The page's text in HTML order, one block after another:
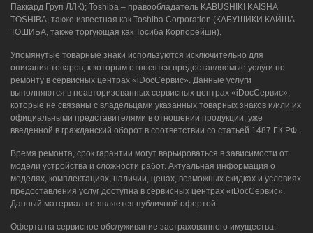
Паккард Груп ЛЛК); Toshiba – правообладатель KABUSHIKI KAISHA
TOSHIBA, также известная как Toshiba Corporation (КАБУШИКИ КАЙША
ТОШИБА, также торгующая как Тосиба Корпорейшн).
Упомянутые товарные знаки используются исключительно для
описания товаров, к которым относятся предоставляемые услуги по
ремонту в сервисных центрах «iDocСервис». Данные услуги
выполняются в неавторизованных сервисных центрах «iDocСервис»,
которые не связаны с владельцами указанных товарных знаков и/или их
официальными представителями в отношении продукции, уже
введенной в гражданский оборот в соответствии со статьей 1487 ГК РФ.
Время ремонта, срок гарантии могут варьироваться в зависимости от
модели устройства и сложности работ. Актуальная информация о
моделях, комплектациях, наличии, ценах, возможных скидках и условиях
предоставления услуг доступна в сервисных центрах «iDocСервис».
Данный материал не является публичной офертой.
Оферта на сервисное обслуживание застрахованного имущества: